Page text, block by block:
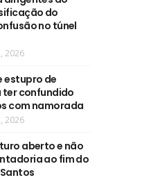
do
no túnel
2026
estupro de
ter confundido
com namorada
2026
aberto e não
ao fim do